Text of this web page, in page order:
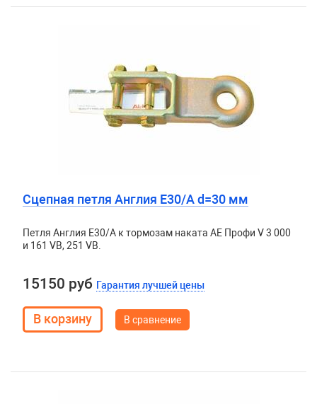
Сцепная петля Англия E30/A d=30 мм
Петля Англия E30/A к тормозам наката АЕ Профи V 3 000
и 161 VB, 251 VB.
15150 руб Гарантия лучшей цены
В сравнение